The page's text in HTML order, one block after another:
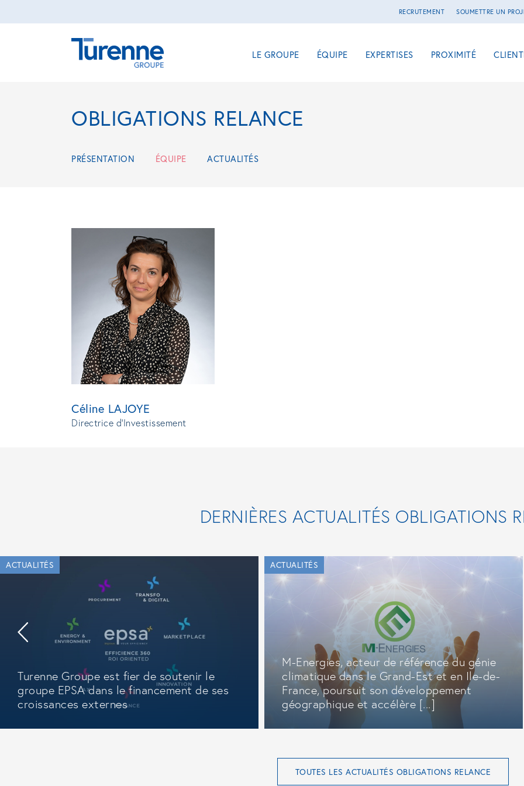
RECRUTEMENT SOUMETTRE UN
LE GROUPE ÉQUIPE EXPERTISES PROXIMITÉ
OBLIGATIONS RELANCE
PRÉSENTATION ÉQUIPE ACTUALITÉS
Céline LAJOYE
Directrice d'Investissement
DERNIÈRES ACTUALITÉS OBLIGATIONS
ACTUALITÉS
Turenne Groupe est fier de soutenir le
groupe EPSA dans le financement de ses
croissances externes
ACTUALITÉS
M-Energies, acteur de référence du génie
climatique dans le Grand-Est et en Ile-de-
France, poursuit son développement
géographique et accélère [...]
TOUTES LES ACTUALITÉS OBLIGATIONS RELANCE